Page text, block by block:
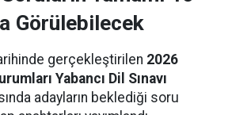
Görülebilecek
gerçekleştirilen 2026
Yabancı Dil Sınavı
adayların beklediği soru